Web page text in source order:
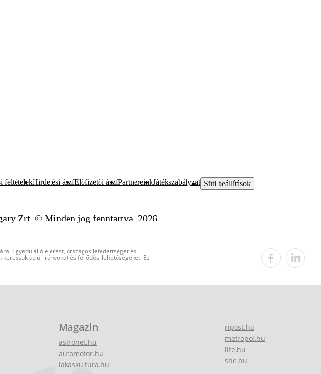
feltételekHirdetési ászfElőfizetői ászfPartnereinkJátékszabályzat Süti beállítások
Zrt. © Minden jog fenntartva. 2026
Egyedülálló elérést, országos lefedettséget és
az új irányokat és fejlődési lehetőségeket. Ez
Magazin
astronet.hu
automotor.hu
lakaskultura.hu
ripost.hu
metropol.hu
life.hu
she.hu